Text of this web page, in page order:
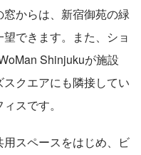
からは、新宿御苑の緑
できます。また、ショ
Shinjukuが施設
クエアにも隣接してい
スです。
スペースをはじめ、ビ